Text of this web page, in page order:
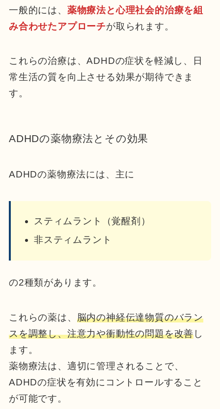
一般的には、 薬物療法と心理社会的治療を組
み合わせたアプローチが取られます。
これらの治療は、ADHDの症状を軽減し、日
常生活の質を向上させる効果が期待できま
す。
ADHDの薬物療法とその効果
ADHDの薬物療法には、主に
スティムラント（覚醒剤）
非スティムラント
の2種類があります。
これらの薬は、 脳内の神経伝達物質のバラン
スを調整し、注意力や衝動性の問題を改善し
ます。
薬物療法は、適切に管理されることで、
ADHDの症状を有効にコントロールすること
が可能です。